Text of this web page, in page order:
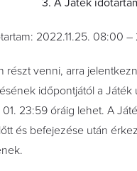
3. A Játék
2022.11.25. 08:00 –
részt venni, arra
időpontjától a Játék
23:59 óráig lehet. A
és befejezése után